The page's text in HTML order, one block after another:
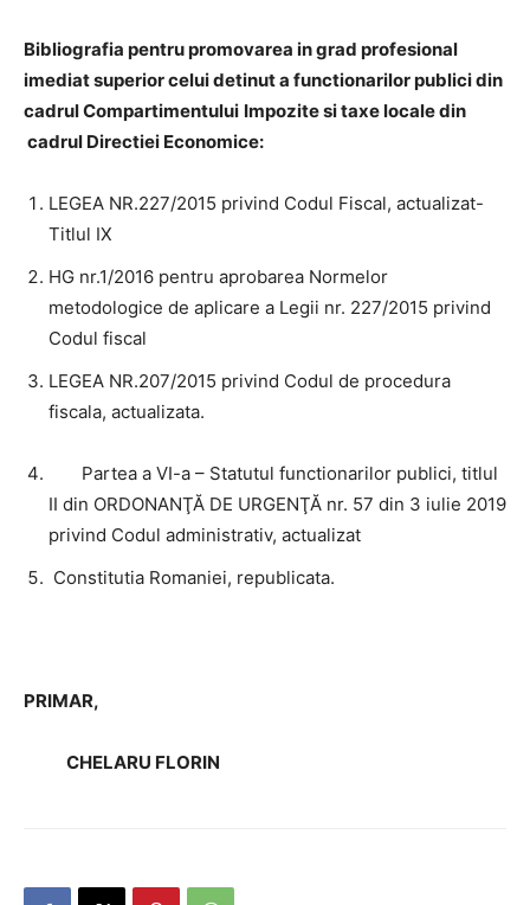
Bibliografia pentru promovarea in grad profesional
imediat superior celui detinut a functionarilor publici din
cadrul Compartimentului Impozite si taxe locale din
cadrul Directiei Economice:
LEGEA NR.227/2015 privind Codul Fiscal, actualizat-
Titlul IX
HG nr.1/2016 pentru aprobarea Normelor
metodologice de aplicare a Legii nr. 227/2015 privind
Codul fiscal
LEGEA NR.207/2015 privind Codul de procedura
fiscala, actualizata.
Partea a VI-a – Statutul functionarilor publici, titlul
II din ORDONANŢĂ DE URGENŢĂ nr. 57 din 3 iulie 2019
privind Codul administrativ, actualizat
Constitutia Romaniei, republicata.
PRIMAR,
CHELARU FLORIN